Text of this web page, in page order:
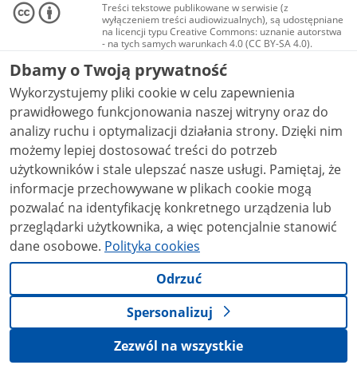
Treści tekstowe publikowane w serwisie (z
wyłączeniem treści audiowizualnych), są udostępniane
na licencji typu Creative Commons: uznanie autorstwa
- na tych samych warunkach 4.0 (CC BY-SA 4.0).
Materiały audiowizualne, w tym zdjęcia, materiały
audio i wideo, są udostępniane na licencji typu
Creative Commons: uznanie autorstwa użycie
niekomercyjne - bez utworów zależnych 4.0 (CC BY-
NC-ND 4.0), o ile nie jest to stwierdzone inaczej.
Dbamy o Twoją prywatność
Wykorzystujemy pliki cookie w celu zapewnienia
prawidłowego funkcjonowania naszej witryny oraz do
analizy ruchu i optymalizacji działania strony. Dzięki nim
możemy lepiej dostosować treści do potrzeb
użytkowników i stale ulepszać nasze usługi. Pamiętaj, że
informacje przechowywane w plikach cookie mogą
pozwalać na identyfikację konkretnego urządzenia lub
przeglądarki użytkownika, a więc potencjalnie stanowić
dane osobowe. Polityka cookies
Odrzuć
Spersonalizuj
Zezwól na wszystkie